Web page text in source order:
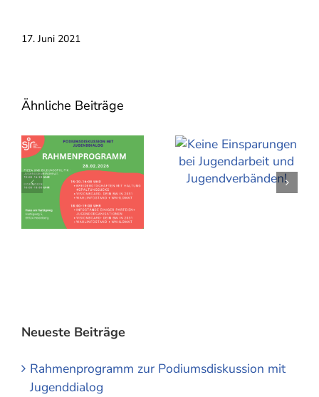
17. Juni 2021
Ähnliche Beiträge
Neueste Beiträge
Rahmenprogramm zur Podiumsdiskussion mit
Jugenddialog